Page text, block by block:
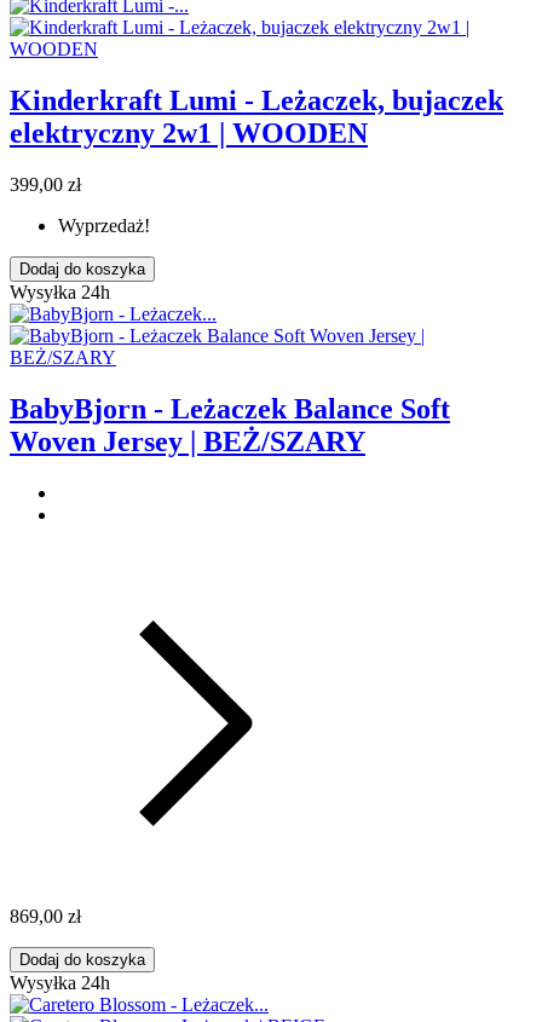
Kinderkraft Lumi - Leżaczek, bujaczek
elektryczny 2w1 | WOODEN
399,00 zł
Wyprzedaż!
Dodaj do koszyka
Wysyłka 24h
BabyBjorn - Leżaczek Balance Soft
Woven Jersey | BEŻ/SZARY
869,00 zł
Dodaj do koszyka
Wysyłka 24h